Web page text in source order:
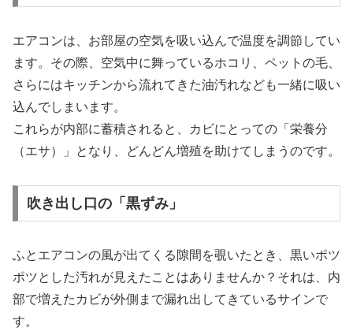
エアコンは、お部屋の空気を吸い込んで温度を調節してい
ます。その際、空気中に舞っているホコリ、ペットの毛、
さらにはキッチンから流れてきた油汚れなども一緒に吸い
込んでしまいます。
これらが内部に蓄積されると、カビにとっての「栄養分
（エサ）」となり、どんどん増殖を助けてしまうのです。
吹き出し口の「黒ずみ」
ふとエアコンの風が出てくる隙間を覗いたとき、黒いポツ
ポツとした汚れが見えたことはありませんか？それは、内
部で増えたカビが外側まで漏れ出してきているサインで
す。